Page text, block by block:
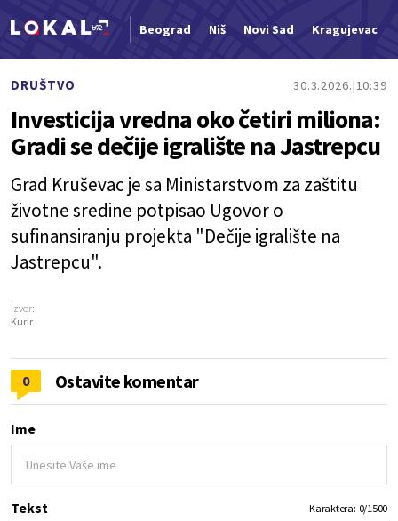
Beograd Niš Novi Sad Kragujevac
DRUŠTVO 30.3.2026. 10:39
Investicija vredna oko četiri miliona:
Gradi se dečije igralište na Jastrepcu
Grad Kruševac je sa Ministarstvom za zaštitu
životne sredine potpisao Ugovor o
sufinansiranju projekta "Dečije igralište na
Jastrepcu".
Izvor:
Kurir
0 Ostavite komentar
Ime
Tekst Karaktera: 0/1500